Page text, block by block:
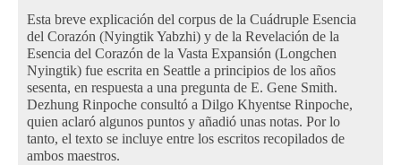
Esta breve explicación del corpus de la Cuádruple Esencia
del Corazón (Nyingtik Yabzhi) y de la Revelación de la
Esencia del Corazón de la Vasta Expansión (Longchen
Nyingtik) fue escrita en Seattle a principios de los años
sesenta, en respuesta a una pregunta de E. Gene Smith.
Dezhung Rinpoche consultó a Dilgo Khyentse Rinpoche,
quien aclaró algunos puntos y añadió unas notas. Por lo
tanto, el texto se incluye entre los escritos recopilados de
ambos maestros.